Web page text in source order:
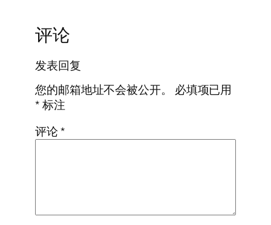
评论
发表回复
您的邮箱地址不会被公开。
必填项已用
*标注
评论*